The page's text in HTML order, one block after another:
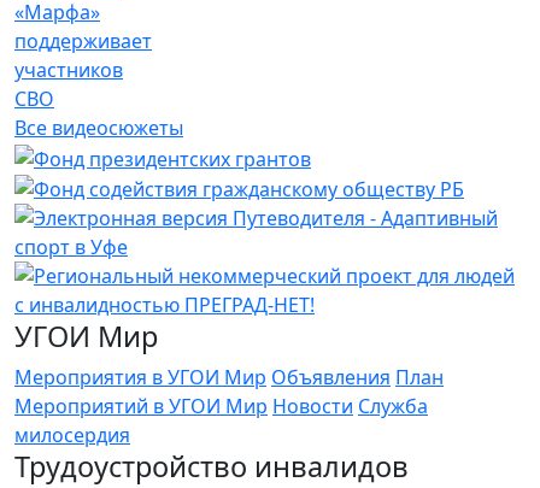
«Марфа»
поддерживает
участников
СВО
Все видеосюжеты
УГОИ Мир
Мероприятия в УГОИ Мир Объявления План
Мероприятий в УГОИ Мир Новости Служба
милосердия
Трудоустройство инвалидов